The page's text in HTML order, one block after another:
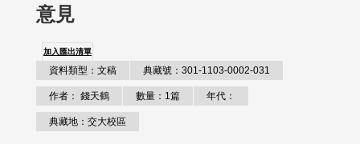
意見
加入匯出清單
資料類型：文稿 典藏號：301-1103-0002-031
作者： 錢天鶴 數量：1篇 年代：
典藏地：交大校區